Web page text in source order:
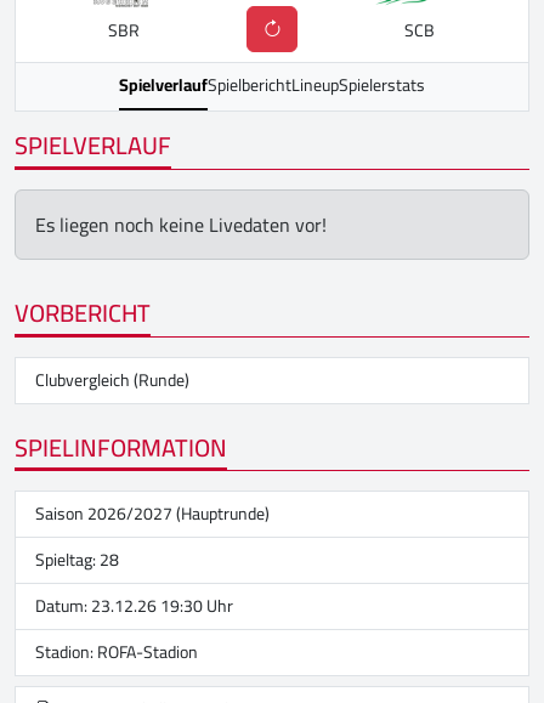
SBR
SCB
SpielverlaufSpielberichtLineupSpielerstats
SPIELVERLAUF
Es liegen noch keine Livedaten vor!
VORBERICHT
Clubvergleich (Runde)
SPIELINFORMATION
Saison 2026/2027 (Hauptrunde)
Spieltag: 28
Datum: 23.12.26 19:30 Uhr
Stadion:ROFA-Stadion